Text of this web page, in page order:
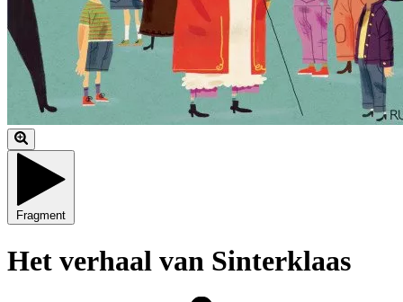
Fragment
Het verhaal van Sinterklaas